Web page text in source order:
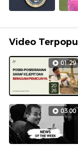
Video
01:29
03:00